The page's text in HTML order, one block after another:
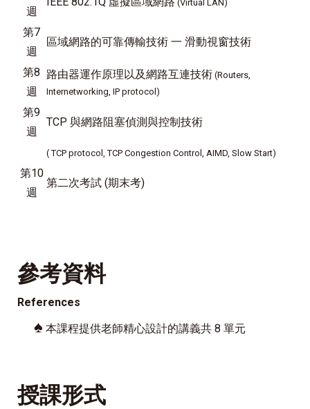
週
(Virtual LAN)
第7
週
區域網路的可靠傳輸技術 一 滑動視窗技術
第8
週
路由器運作原理以及網路互連技術 (Routers,
Internetworking, IP protocol)
第9
週
TCP 與網路阻塞偵測與控制技術
( TCP protocol, TCP Congestion Control, AIMD, Slow Start)
第10
週
第二次考試 (期末考)
參考資料
References
♠ 本課程提供老師精心設計的講義共 8 單元
授課形式